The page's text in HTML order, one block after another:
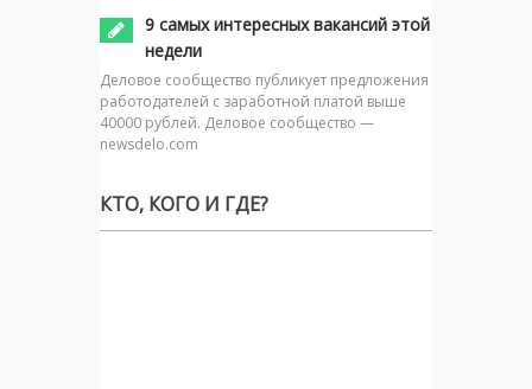
9 самых интересных вакансий этой
недели
Деловое сообщество публикует предложения
работодателей с заработной платой выше
40000 рублей. Деловое сообщество —
newsdelo.com
КТО, КОГО И ГДЕ?